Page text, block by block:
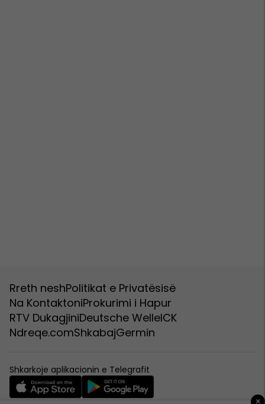
Rreth neshPolitikat e Privatësisë
Na KontaktoniProkurimi i Hapur
RTV DukagjiniDeutsche WelleICK
Ndreqe.comShkabajGermin
Shkarkoje aplikacionin e Telegrafit
×